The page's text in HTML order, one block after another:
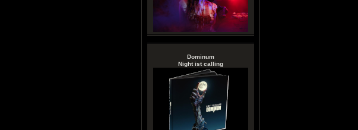
Dominum
Night ist calling